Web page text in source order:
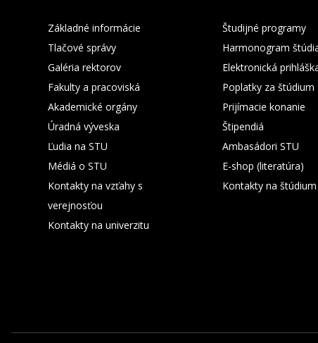
Základné informácie
Tlačové správy
Galéria rektorov
Fakulty a pracoviská
Akademické orgány
Úradná výveska
Ľudia na STU
Médiá o STU
Kontakty na vzťahy s
verejnosťou
Kontakty na univerzitu
Študijné programy
Harmonogram
Elektronická
Poplatky za štúdium
Prijímacie konanie
Štipendiá
Ambasádori STU
E-shop (literatúra)
Kontakty na štúdium